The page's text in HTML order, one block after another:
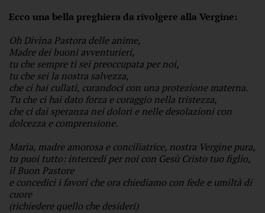
Ecco una bella preghiera da rivolgere alla Vergine:
Oh Divina Pastora delle anime,
Madre dei buoni avventurieri,
tu che sempre ti sei preoccupata per noi,
tu che sei la nostra salvezza,
che ci hai cullati, curandoci con una protezione materna.
Tu che ci hai dato forza e coraggio nella tristezza,
che ci dai speranza nei dolori e nelle desolazioni con
dolcezza e comprensione.
Maria, madre amorosa e conciliatrice, nostra Vergine pura,
tu puoi tutto: intercedi per noi con Gesù Cristo tuo figlio,
il Buon Pastore
e concedici i favori che ora chiediamo con fede e umiltà di
cuore
(richiedere quello che desideri)